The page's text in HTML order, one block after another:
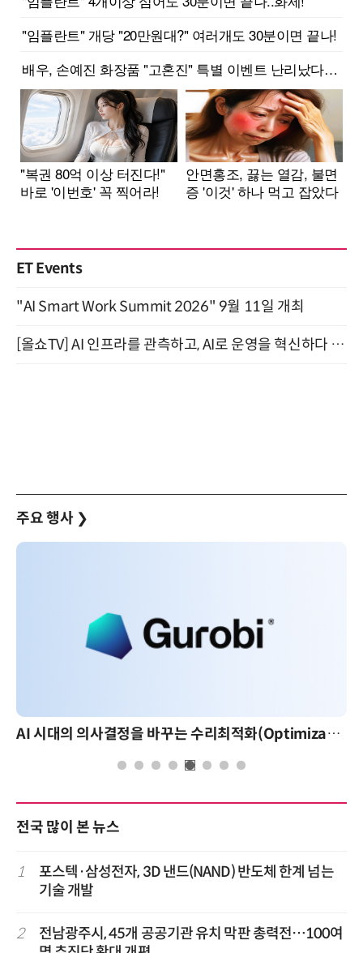
ET Events
"AI Smart Work Summit 2026" 9월 11일 개최
[올쇼TV] AI 인프라를 관측하고, AI로 운영을 혁신하다 (8월 11일 생방송)
주요 행사 ❯
AI 시대의 의사결정을 바꾸는 수리최적화(Optimization): 실제 산업 적용 사례와 활용 전략
전국 많이 본 뉴스
1
포스텍·삼성전자, 3D 낸드(NAND) 반도체 한계 넘는
기술 개발
2
전남광주시, 45개 공공기관 유치 막판 총력전…100여